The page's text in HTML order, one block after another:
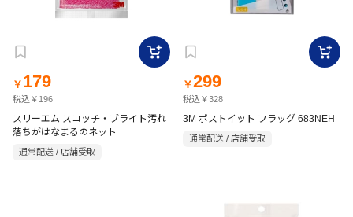
￥ 179
税込￥196
スリーエム スコッチ・ブライト汚れ
落ちがはなまるのネット
通常配送 / 店舗受取
￥299
税込￥328
3M ポストイット フラッグ 683NEH
通常配送 / 店舗受取